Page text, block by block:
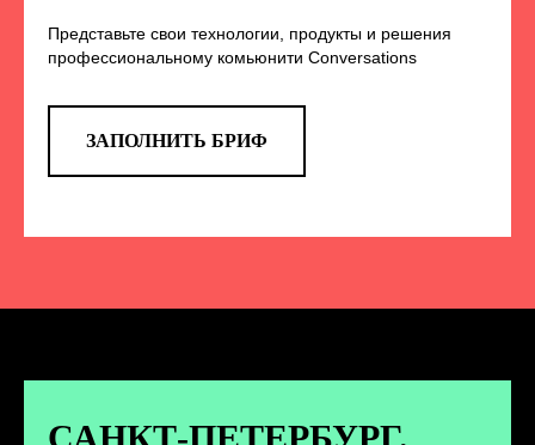
Представьте свои технологии, продукты и решения
профессиональному комьюнити Conversations
ЗАПОЛНИТЬ БРИФ
TELEGRAM
анонс новых спикеров и другие
новости конференции